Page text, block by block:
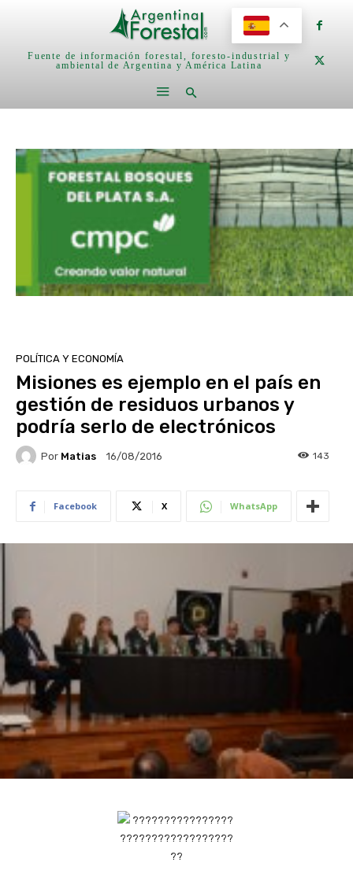
Fuente de información forestal, foresto-industrial y
ambiental de Argentina y América Latina
POLÍTICA Y ECONOMÍA
Misiones es ejemplo en el país en
gestión de residuos urbanos y
podría serlo de electrónicos
Por Matias 16/08/2016 143
Facebook X WhatsApp